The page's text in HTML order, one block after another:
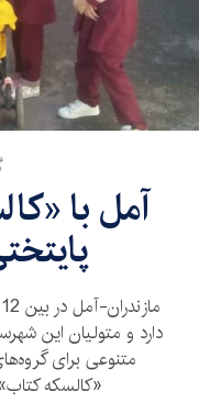
آمل با
دارد و متولیان این
متنوعی برای
«کالسکه